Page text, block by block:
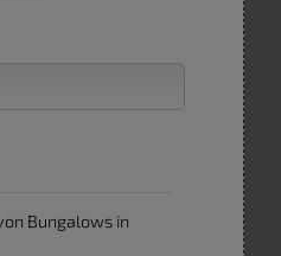
Bungalows in